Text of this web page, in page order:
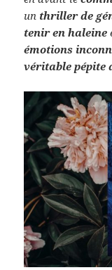
un thriller de
tenir en haleine
émotions
véritable pépite